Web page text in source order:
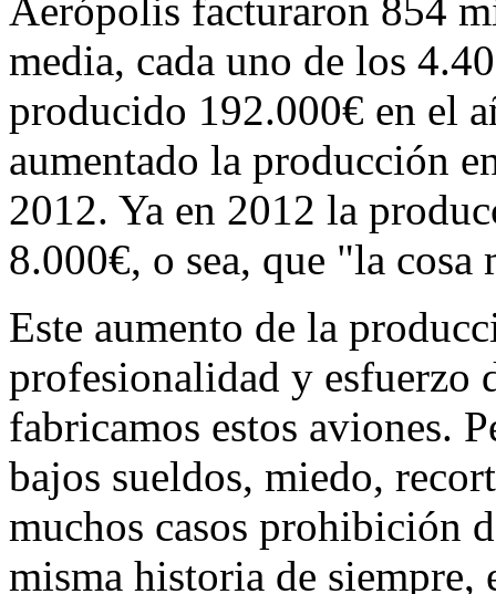
Aerópolis facturaron 854
media, cada uno de los
producido 192.000€ en el
aumentado la producción
2012. Ya en 2012 la
8.000€, o sea, que "la
Este aumento de la
profesionalidad y esfuerzo
fabricamos estos aviones.
bajos sueldos, miedo,
muchos casos prohibición
misma historia de